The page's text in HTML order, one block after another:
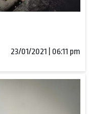
23/01/2021 | 06:11 pm